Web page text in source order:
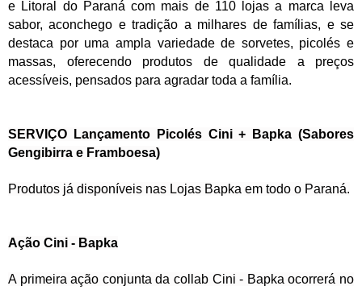
e Litoral do Paraná com mais de 110 lojas a marca leva
sabor, aconchego e tradição a milhares de famílias, e se
destaca por uma ampla variedade de sorvetes, picolés e
massas, oferecendo produtos de qualidade a preços
acessíveis, pensados para agradar toda a família.
SERVIÇO Lançamento Picolés Cini + Bapka (Sabores
Gengibirra e Framboesa)
Produtos já disponíveis nas Lojas Bapka em todo o Paraná.
Ação Cini - Bapka
A primeira ação conjunta da collab Cini - Bapka ocorrerá no